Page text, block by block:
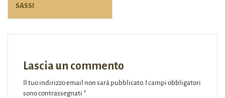
SASSI
Lascia un commento
Il tuo indirizzo email non sarà pubblicato. I campi obbligatori
sono contrassegnati *